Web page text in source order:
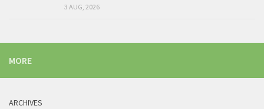
3 AUG, 2026
MORE
ARCHIVES